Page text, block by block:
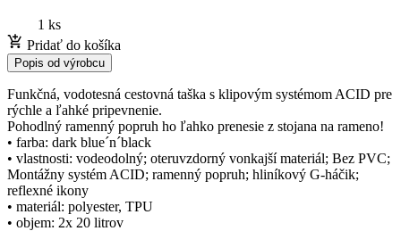
1 ks
Pridať do košíka
Popis od výrobcu
Funkčná, vodotesná cestovná taška s klipovým systémom ACID pre
rýchle a ľahké pripevnenie.
Pohodlný ramenný popruh ho ľahko prenesie z stojana na rameno!
• farba: dark blue´n´black
• vlastnosti: vodeodolný; oteruvzdorný vonkajší materiál; Bez PVC;
Montážny systém ACID; ramenný popruh; hliníkový G-háčik;
reflexné ikony
• materiál: polyester, TPU
• objem: 2x 20 litrov